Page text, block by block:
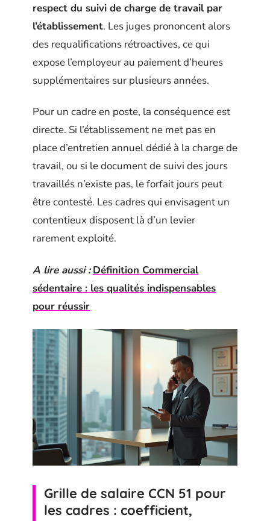
respect du suivi de charge de travail par
l’établissement. Les juges prononcent alors
des requalifications rétroactives, ce qui
expose l’employeur au paiement d’heures
supplémentaires sur plusieurs années.
Pour un cadre en poste, la conséquence est
directe. Si l’établissement ne met pas en
place d’entretien annuel dédié à la charge de
travail, ou si le document de suivi des jours
travaillés n’existe pas, le forfait jours peut
être contesté. Les cadres qui envisagent un
contentieux disposent là d’un levier
rarement exploité.
A lire aussi : Définition Commercial
sédentaire : les qualités indispensables
pour réussir
Grille de salaire CCN 51 pour
les cadres : coefficient,